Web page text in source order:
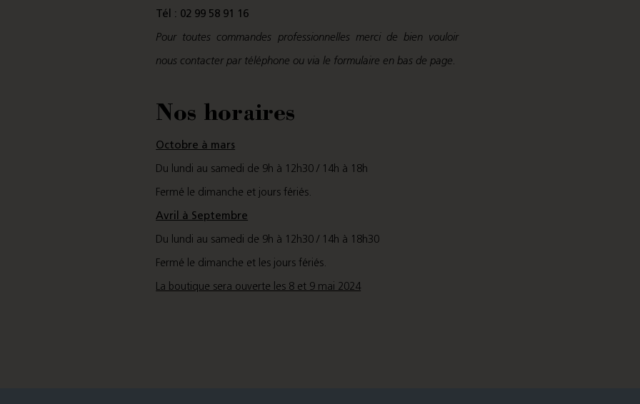
Tél : 02 99 58 91 16
Pour toutes commandes professionnelles merci de bien vouloir
nous contacter par téléphone ou via le formulaire en bas de page.
Nos horaires
Octobre à mars
Du lundi au samedi de 9h à 12h30 / 14h à 18h
Fermé le dimanche et jours fériés.
Avril à Septembre
Du lundi au samedi de 9h à 12h30 / 14h à 18h30
Fermé le dimanche et les jours fériés.
La boutique sera ouverte les 8 et 9 mai 2024